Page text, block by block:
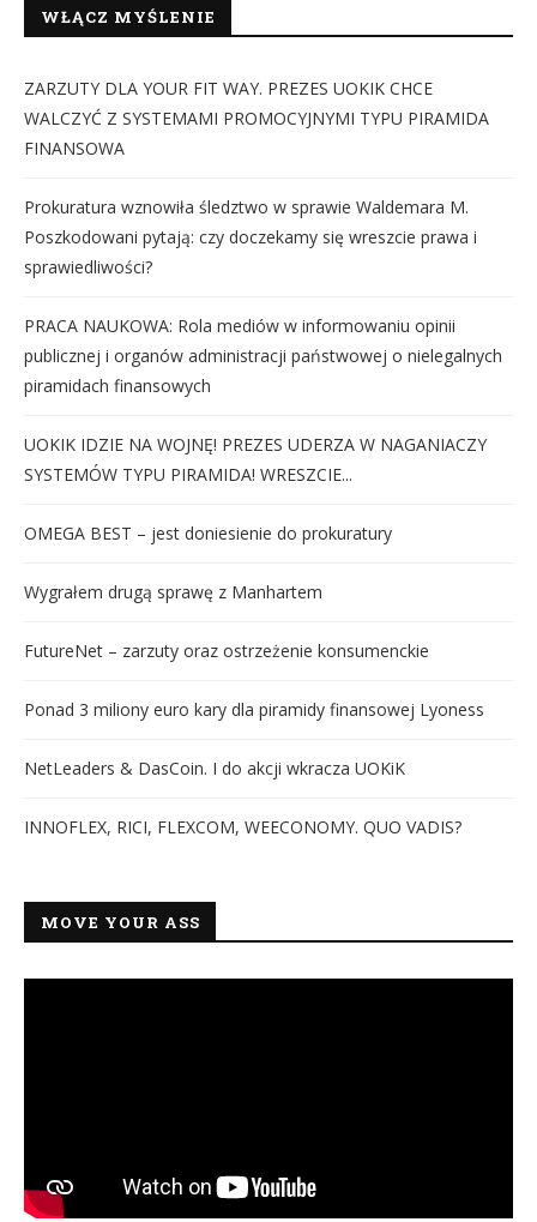
WŁĄCZ MYŚLENIE
ZARZUTY DLA YOUR FIT WAY. PREZES UOKIK CHCE
WALCZYĆ Z SYSTEMAMI PROMOCYJNYMI TYPU PIRAMIDA
FINANSOWA
Prokuratura wznowiła śledztwo w sprawie Waldemara M.
Poszkodowani pytają: czy doczekamy się wreszcie prawa i
sprawiedliwości?
PRACA NAUKOWA: Rola mediów w informowaniu opinii
publicznej i organów administracji państwowej o nielegalnych
piramidach finansowych
UOKIK IDZIE NA WOJNĘ! PREZES UDERZA W NAGANIACZY
SYSTEMÓW TYPU PIRAMIDA! WRESZCIE...
OMEGA BEST – jest doniesienie do prokuratury
Wygrałem drugą sprawę z Manhartem
FutureNet – zarzuty oraz ostrzeżenie konsumenckie
Ponad 3 miliony euro kary dla piramidy finansowej Lyoness
NetLeaders & DasCoin. I do akcji wkracza UOKiK
INNOFLEX, RICI, FLEXCOM, WEECONOMY. QUO VADIS?
MOVE YOUR ASS